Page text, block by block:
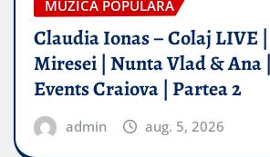
MUZICA POPULARA
Claudia Ionas – Colaj LIVE
Miresei | Nunta Vlad & Ana
Events Craiova | Partea 2
admin aug. 5, 2026